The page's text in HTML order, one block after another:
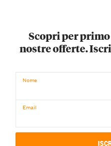
Scopri per
nostre offerte.
Nome
Email